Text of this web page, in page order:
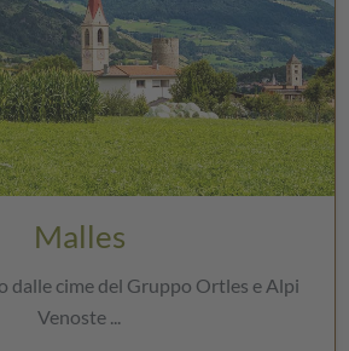
Malles
dalle cime del Gruppo Ortles e Alpi
Venoste ...